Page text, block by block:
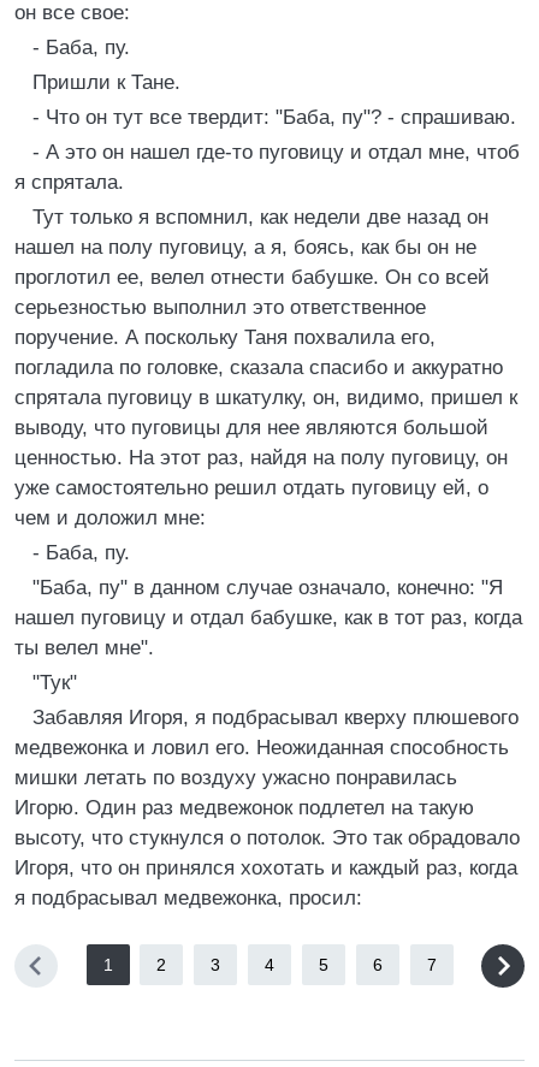
он все свое:
- Баба, пу.
Пришли к Тане.
- Что он тут все твердит: "Баба, пу"? - спрашиваю.
- А это он нашел где-то пуговицу и отдал мне, чтоб
я спрятала.
Тут только я вспомнил, как недели две назад он
нашел на полу пуговицу, а я, боясь, как бы он не
проглотил ее, велел отнести бабушке. Он со всей
серьезностью выполнил это ответственное
поручение. А поскольку Таня похвалила его,
погладила по головке, сказала спасибо и аккуратно
спрятала пуговицу в шкатулку, он, видимо, пришел к
выводу, что пуговицы для нее являются большой
ценностью. На этот раз, найдя на полу пуговицу, он
уже самостоятельно решил отдать пуговицу ей, о
чем и доложил мне:
- Баба, пу.
"Баба, пу" в данном случае означало, конечно: "Я
нашел пуговицу и отдал бабушке, как в тот раз, когда
ты велел мне".
"Тук"
Забавляя Игоря, я подбрасывал кверху плюшевого
медвежонка и ловил его. Неожиданная способность
мишки летать по воздуху ужасно понравилась
Игорю. Один раз медвежонок подлетел на такую
высоту, что стукнулся о потолок. Это так обрадовало
Игоря, что он принялся хохотать и каждый раз, когда
я подбрасывал медвежонка, просил:
1 2 3 4 5 6 7